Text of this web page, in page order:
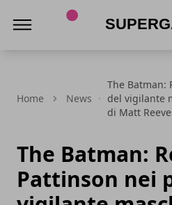
Home News
The Batman:
del vigilante
di Matt
The Batman:
Pattinson nei